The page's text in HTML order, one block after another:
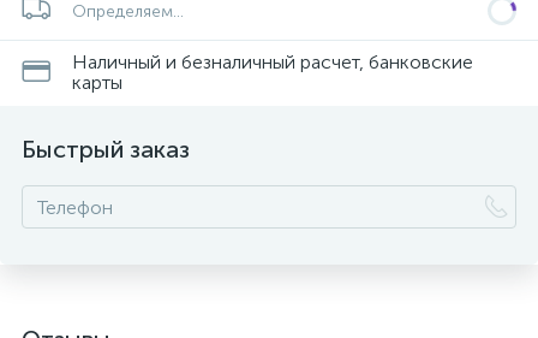
Определяем...
Наличный и безналичный расчет, банковские
карты
Быстрый заказ